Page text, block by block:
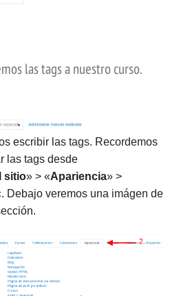
las tags a nuestro curso.
escribir las tags. Recordemos
las tags desde
sitio» > «Apariencia» >
Debajo veremos una imágen de